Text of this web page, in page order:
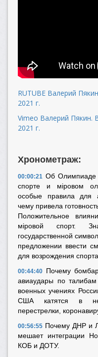
RUTUBE Валерий
2021 г.
Vimeo Валерий Пякин.
2021 г.
Хронометраж:
00:00:21 Об Олимпиаде
спорте и мiровом
особые правила для
чему привела
Положительное
мiровой спорт.
государственной
предложении ввести
для возрождения
00:44:40 Почему
авиаудары по
военных учениях
США катятся в
перестрелки,
00:56:55 Почему ДНР и
мешает интеграции
КОБ и ДОТУ.